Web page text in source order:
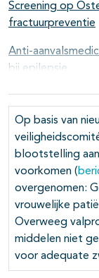
open-
open-
open-
open-
open-
open-
open-
Screening op
fractuurpreventie
Anti-
bij epilepsie
Epilepsie in de
Anti-
vaders met
Epilepsie bij
Preventie van het
epilepsie na een
SUDEP
Op basis van
blootstelling
voorkomen (
overgenomen:
vrouwelijke
Overweeg
middelen niet
voor adequate